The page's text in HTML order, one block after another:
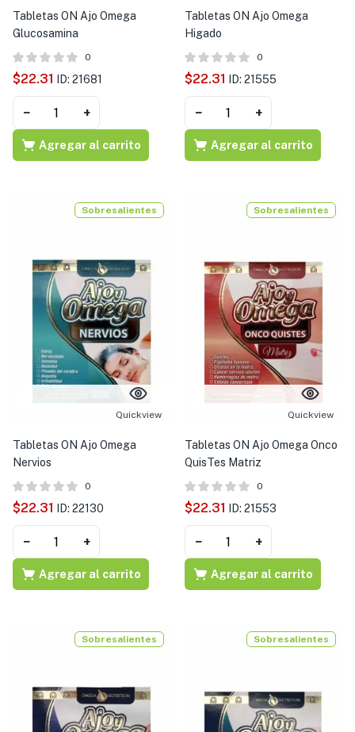
Tabletas ON Ajo Omega
Glucosamina
0
$22.31 ID: 21681
− +
Agregar al carrito
Tabletas ON Ajo Omega
Higado
0
$22.31 ID: 21555
− +
Agregar al carrito
Sobresalientes
Quickview
Tabletas ON Ajo Omega
Nervios
0
$22.31 ID: 22130
− +
Agregar al carrito
Sobresalientes
Quickview
Tabletas ON Ajo Omega Onco
QuisTes Matriz
0
$22.31 ID: 21553
− +
Agregar al carrito
Sobresalientes Sobresalientes